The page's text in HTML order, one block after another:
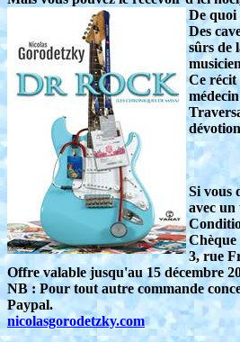
De quoi
Des
sûrs de
Ce récit
Si vous
avec
3, rue
Offre valable jusqu'au 15 décembre
NB : Pour tout autre commande
Paypal.
nicolasgorodetzky.com